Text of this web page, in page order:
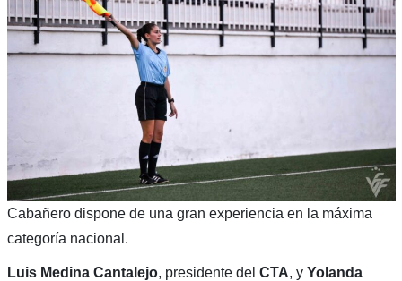
Cabañero dispone de una gran experiencia en la máxima
categoría nacional.
Luis Medina Cantalejo, presidente del CTA, y Yolanda